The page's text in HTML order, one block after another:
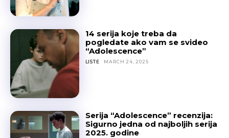
14 serija koje treba da
pogledate ako vam se svideo
“Adolescence”
LISTE MARCH 24, 2025
Serija “Adolescence” recenzija:
Sigurno jedna od najboljih serija
2025. godine